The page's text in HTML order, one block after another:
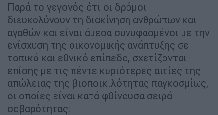
Παρά το γεγονός ότι οι δρόμοι
διευκολύνουν τη διακίνηση ανθρώπων και
αγαθών και είναι άμεσα συνυφασμένοι με την
ενίσχυση της οικονομικής ανάπτυξης σε
τοπικό και εθνικό επίπεδο, σχετίζονται
επίσης με τις πέντε κυριότερες αιτίες της
απώλειας της βιοποικιλότητας παγκοσμίως,
οι οποίες είναι κατά φθίνουσα σειρά
σοβαρότητας: